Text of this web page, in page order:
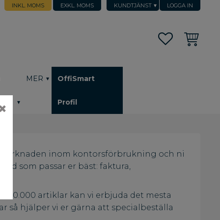
KUNDTJÄNST LOGGA IN
INKL. MOMS EXKL. MOMS
FavoriterKundvagn
MER OffiSmart
Profil
marknaden inom kontorsförbrukning och ni
som passar er bäst: faktura,
20.000 artiklar kan vi erbjuda det mesta
så hjälper vi er gärna att specialbeställa